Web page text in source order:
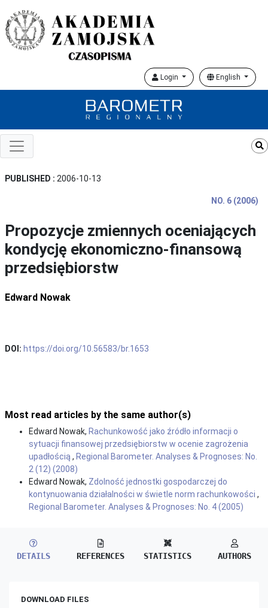
Login English
PUBLISHED : 2006-10-13
NO. 6 (2006)
Propozycje zmiennych oceniających
kondycję ekonomiczno-finansową
przedsiębiorstw
Edward Nowak
DOI: https://doi.org/10.56583/br.1653
Most read articles by the same author(s)
Edward Nowak, Rachunkowość jako źródło informacji o
sytuacji finansowej przedsiębiorstw w ocenie zagrożenia
upadłością , Regional Barometer. Analyses & Prognoses: No.
2 (12) (2008)
Edward Nowak, Zdolność jednostki gospodarczej do
kontynuowania działalności w świetle norm rachunkowości ,
Regional Barometer. Analyses & Prognoses: No. 4 (2005)
DETAILS REFERENCES STATISTICS AUTHORS
DOWNLOAD FILES